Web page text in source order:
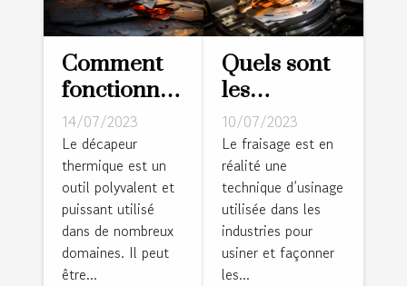
Comment
fonctionne
un
décapeur
thermique
?
14/07/2023
Le décapeur
thermique est un
outil polyvalent et
puissant utilisé
dans de nombreux
domaines. Il peut
être...
Quels sont
les
différents
types de
fraisage ?
10/07/2023
Le fraisage est en
réalité une
technique d’usinage
utilisée dans les
industries pour
usiner et façonner
les...